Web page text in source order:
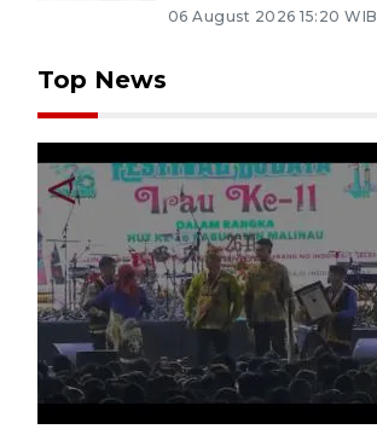
06 August 2026 15:20 WIB
Top News